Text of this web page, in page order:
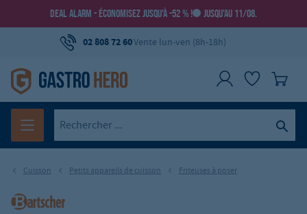
DEAL ALARM - ÉCONOMISEZ JUSQU’À -52 % ! JUSQU’AU 11/08.
02 808 72 60Vente lun-ven (8h-18h)
Cuisson Petits appareils de cuisson Friteuses à poser